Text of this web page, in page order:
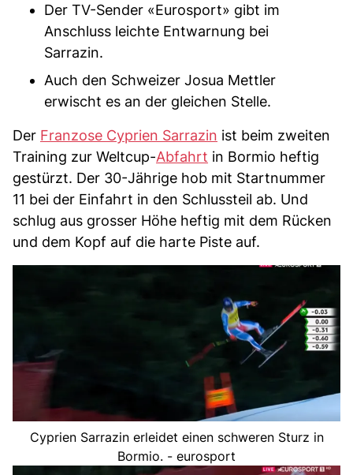
Der TV-Sender «Eurosport» gibt im
Anschluss leichte Entwarnung bei
Sarrazin.
Auch den Schweizer Josua Mettler
erwischt es an der gleichen Stelle.
Der Franzose Cyprien Sarrazin ist beim zweiten
Training zur Weltcup-Abfahrt in Bormio heftig
gestürzt. Der 30-Jährige hob mit Startnummer
11 bei der Einfahrt in den Schlussteil ab. Und
schlug aus grosser Höhe heftig mit dem Rücken
und dem Kopf auf die harte Piste auf.
Cyprien Sarrazin erleidet einen schweren Sturz in
Bormio. - eurosport